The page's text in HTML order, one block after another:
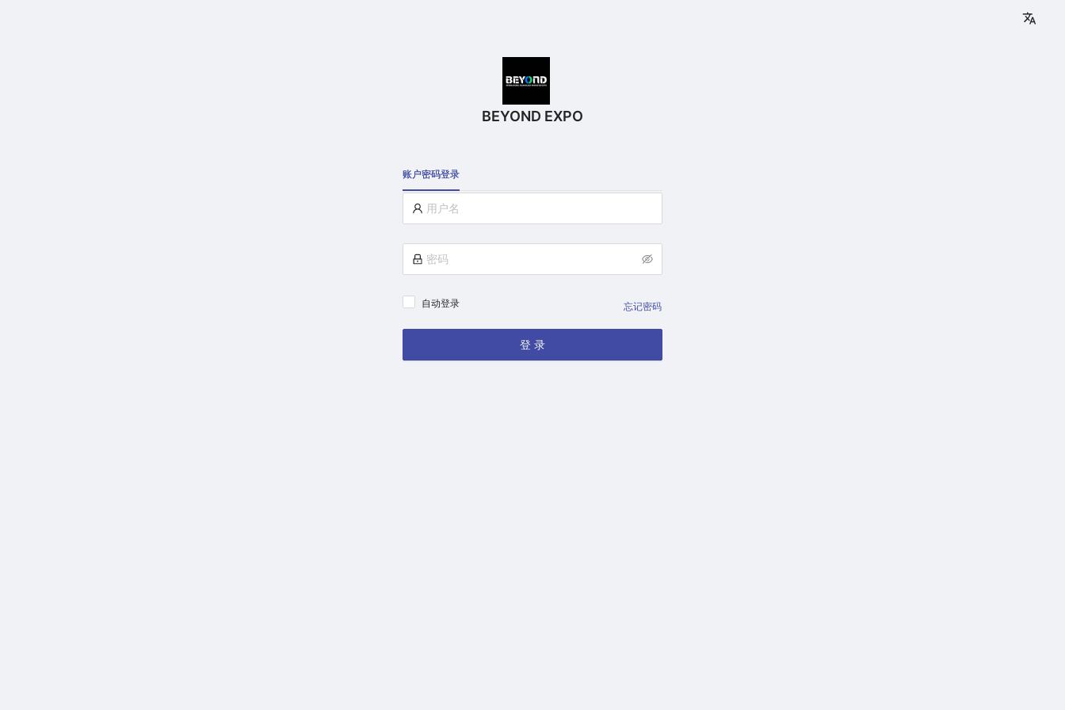
BEYOND EXPO
账户密码登录
自动登录 忘记密码
登 录